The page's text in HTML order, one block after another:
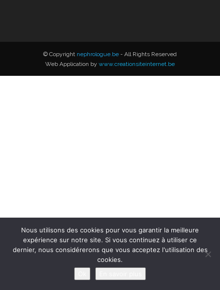
© Copyright nephrologue.be - All Rights Reserved
Web Application by www.creationsiteinternet.be
Nous utilisons des cookies pour vous garantir la meilleure
expérience sur notre site. Si vous continuez à utiliser ce
dernier, nous considérerons que vous acceptez l'utilisation des
cookies.